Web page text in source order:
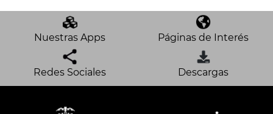
Nuestras Apps Páginas de Interés
Redes Sociales Descargas